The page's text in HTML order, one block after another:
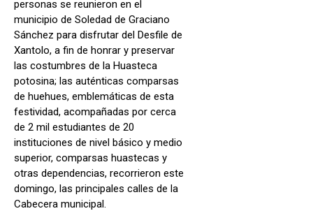
personas se reunieron en el
municipio de Soledad de Graciano
Sánchez para disfrutar del Desfile de
Xantolo, a fin de honrar y preservar
las costumbres de la Huasteca
potosina; las auténticas comparsas
de huehues, emblemáticas de esta
festividad, acompañadas por cerca
de 2 mil estudiantes de 20
instituciones de nivel básico y medio
superior, comparsas huastecas y
otras dependencias, recorrieron este
domingo, las principales calles de la
Cabecera municipal.